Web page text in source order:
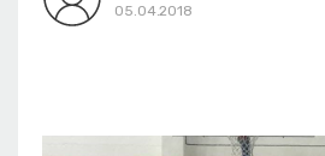
05.04.2018